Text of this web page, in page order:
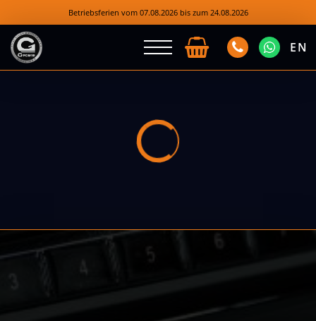
Betriebsferien vom 07.08.2026 bis zum 24.08.2026
EN